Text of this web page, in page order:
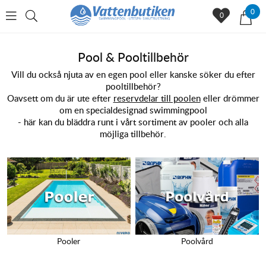
0
0
Pool & Pooltillbehör
Vill du också njuta av en egen pool eller kanske söker du efter
pooltillbehör?
Oavsett om du är ute efter reservdelar till pooleneller drömmer
om en specialdesignad swimmingpool
- här kan du bläddra runt i vårt sortiment av pooler och alla
möjliga tillbehör.
Pooler Poolvård